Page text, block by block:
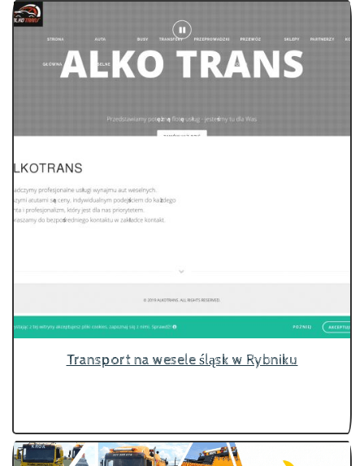
Transport na wesele śląsk w Rybniku